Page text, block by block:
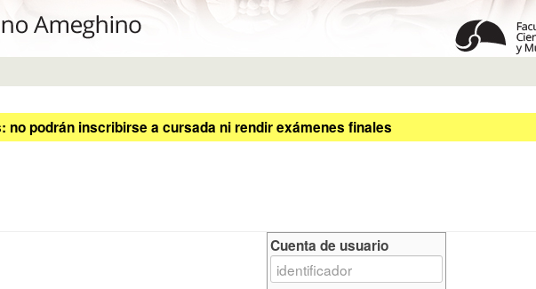
podrán inscribirse a cursada ni rendir exámenes finales
Cuenta de usuario